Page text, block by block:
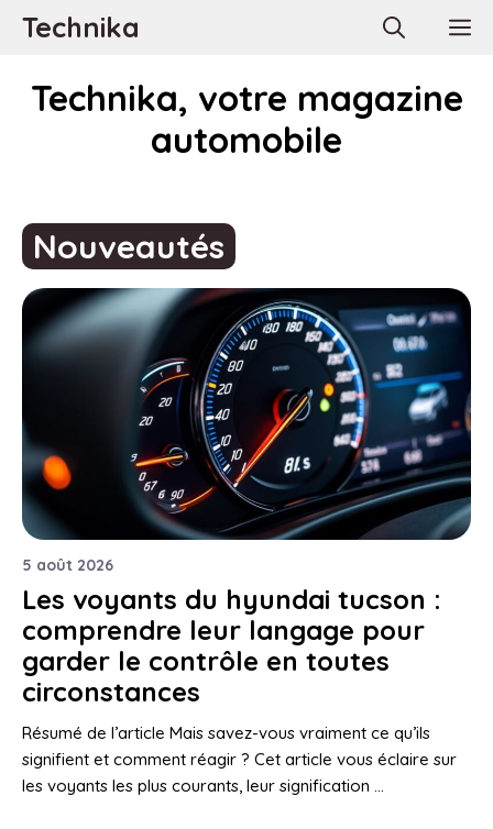
AllerTechnika
Technika, votre magazine
automobile
Nouveautés
5 août 2026
Les voyants du hyundai tucson :
comprendre leur langage pour
garder le contrôle en toutes
circonstances
Résumé de l’article Mais savez-vous vraiment ce qu’ils
signifient et comment réagir ? Cet article vous éclaire sur
les voyants les plus courants, leur signification …